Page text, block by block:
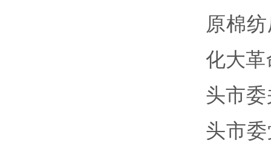
原棉
化大革
头市
头市